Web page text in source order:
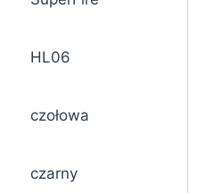
HL06
czołowa
czarny